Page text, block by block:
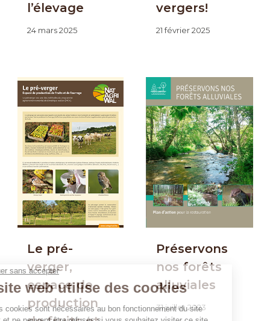
l’élevage
24 mars 2025
vergers!
21 février 2025
Le pré-
verger,
espace de
production
Préservons
nos forêts
alluviales
31 juillet 2023